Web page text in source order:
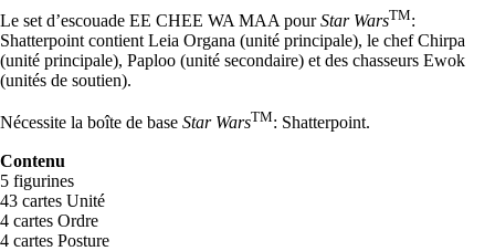
Le set d’escouade EE CHEE WA MAA pourStar WarsTM:
Shatterpoint contient Leia Organa (unité principale), le chef Chirpa
(unité principale), Paploo (unité secondaire) et des chasseurs Ewok
(unités de soutien).
Nécessite la boîte de base Star WarsTM: Shatterpoint.
Contenu
5 figurines
43 cartes Unité
4 cartes Ordre
4 cartes Posture